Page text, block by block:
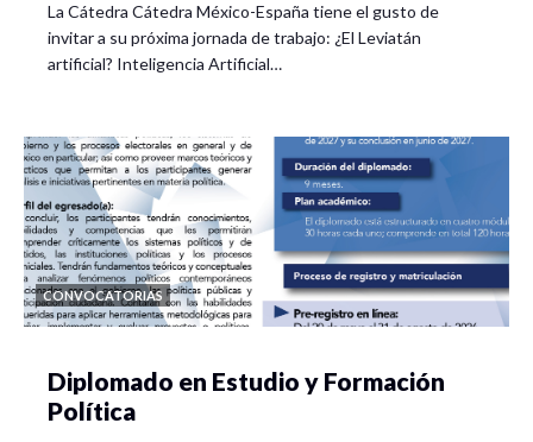
La Cátedra Cátedra México-España tiene el gusto de
invitar a su próxima jornada de trabajo: ¿El Leviatán
artificial? Inteligencia Artificial…
CONVOCATORIAS
Diplomado en Estudio y Formación
Política